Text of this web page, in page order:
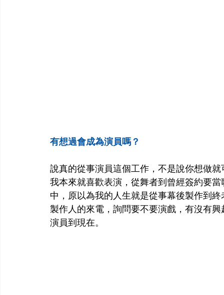
有想過會成為演員嗎？
說真的從事演員這個工作，不是說你想做
我本來就喜歡表演，從舞者到曾經簽約要
中，原以為我的人生就是從事幕後製作到
製作人的來電，詢問要不要演戲，有沒有
演員到現在。